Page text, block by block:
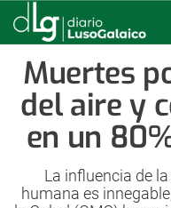
Muertes
del aire y
en un
La influencia de
humana es